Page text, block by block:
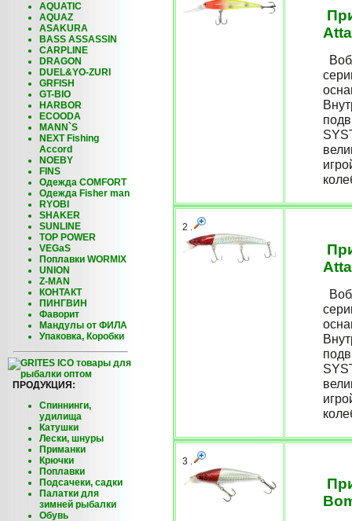
AQUATIC
AQUAZ
ASAKURA
BASS ASSASSIN
CARPLINE
DRAGON
DUEL&YO-ZURI
GRFISH
GT-BIO
HARBOR
ECOODA
MANN`S
NEXT Fishing
Accord
NOEBY
FINS
Одежда COMFORT
Одежда Fisher man
RYOBI
SHAKER
SUNLINE
TOP POWER
VEGaS
Поплавки WORMIX
UNION
Z-MAN
КОНТАКТ
ПИНГВИН
Фаворит
Мандулы от ФИЛА
Упаковка, Коробки
ПРОДУКЦИЯ:
Спиннинги,
удилища
Катушки
Лески, шнуры
Приманки
Крючки
Поплавки
Подсачеки, садки
Палатки для
зимней рыбалки
Обувь
2 .
3 .